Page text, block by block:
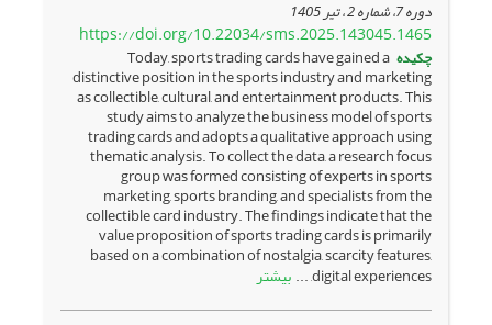
دوره 7، شماره 2 ، تیر 1405
https://doi.org/10.22034/sms.2025.143045.1465
چکیده Today, sports trading cards have gained a
distinctive position in the sports industry and marketing
as collectible, cultural, and entertainment products. This
study aims to analyze the business model of sports
trading cards and adopts a qualitative approach using
thematic analysis. To collect the data, a research focus
group was formed consisting of experts in sports
marketing, sports branding, and specialists from the
collectible card industry. The findings indicate that the
value proposition of sports trading cards is primarily
based on a combination of nostalgia, scarcity features,
digital experiences, ... بیشتر